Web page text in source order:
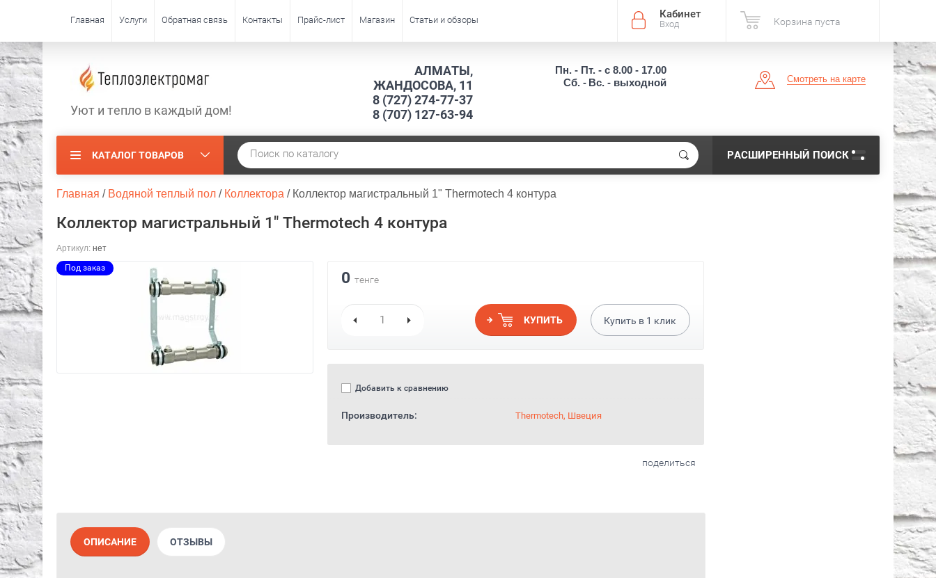
Кабинет
Вход Корзина пуста
Главная Услуги Обратная связь Контакты Прайс-лист Магазин Статьи и обзоры
Уют и тепло в каждый дом!
АЛМАТЫ,
ЖАНДОСОВА, 11
8 (727) 274-77-37
8 (707) 127-63-94
Пн. - Пт. - с 8.00 - 17.00
Сб. - Вс. - выходной Смотреть на карте
КАТАЛОГ ТОВАРОВ РАСШИРЕННЫЙ ПОИСК
Главная / Водяной теплый пол / Коллектора / Коллектор магистральный 1" Thermotech 4 контура
Коллектор магистральный 1" Thermotech 4 контура
Артикул: нет
Под заказ
0 тенге
КУПИТЬ Купить в 1 клик
Добавить к сравнению
Производитель: Thermotech, Швеция
поделиться
ОПИСАНИЕ ОТЗЫВЫ